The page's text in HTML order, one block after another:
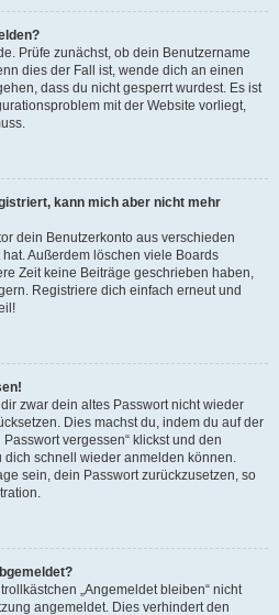
Prüfe zunächst, ob dein Benutzername
dies der Fall ist, wende dich an einen
dass du nicht gesperrt wurdest. Es ist
mit der Website vorliegt,
kann mich aber nicht mehr
dein Benutzerkonto aus verschieden
Außerdem löschen viele Boards
Zeit keine Beiträge geschrieben haben,
Registriere dich einfach erneut und
zwar dein altes Passwort nicht wieder
Dies machst du, indem du auf der
vergessen“ klickst und den
dich schnell wieder anmelden können.
sein, dein Passwort zurückzusetzen, so
„Angemeldet bleiben“ nicht
angemeldet. Dies verhindert den